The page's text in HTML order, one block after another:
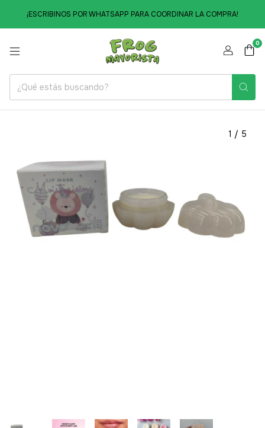
¡ESCRIBINOS POR WHATSAPP PARA COORDINAR LA COMPRA!
0
1 / 5